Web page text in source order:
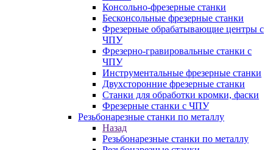
Консольно-фрезерные станки
Бесконсольные фрезерные станки
Фрезерные обрабатывающие центры с
ЧПУ
Фрезерно-гравировальные станки с
ЧПУ
Инструментальные фрезерные станки
Двухсторонние фрезерные станки
Станки для обработки кромки, фаски
Фрезерные станки с ЧПУ
Резьбонарезные станки по металлу
Назад
Резьбонарезные станки по металлу